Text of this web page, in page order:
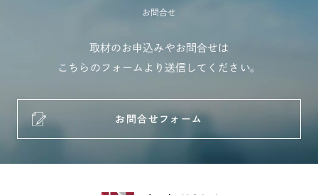
お問合せ
取材のお申込みやお問合せは
こちらのフォームより送信してください。
お問合せフォーム